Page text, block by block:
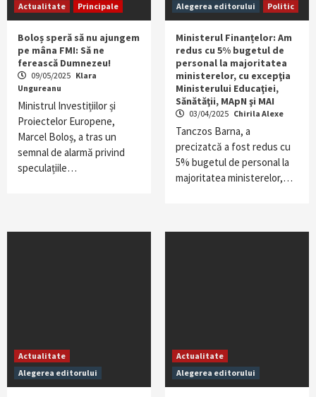
Actualitate Principale
Boloș speră să nu ajungem
pe mâna FMI: Să ne
ferească Dumnezeu!
09/05/2025 Klara
Ungureanu
Ministrul Investițiilor și
Proiectelor Europene,
Marcel Boloș, a tras un
semnal de alarmă privind
speculațiile…
Alegerea editorului
Politic
Ministerul Finanțelor: Am
redus cu 5% bugetul de
personal la majoritatea
ministerelor, cu excepţia
Ministerului Educaţiei,
Sănătăţii, MApN şi MAI
03/04/2025 Chirila Alexe
Tanczos Barna, a
precizatcă a fost redus cu
5% bugetul de personal la
majoritatea ministerelor,…
Actualitate
Alegerea editorului
Actualitate
Alegerea editorului